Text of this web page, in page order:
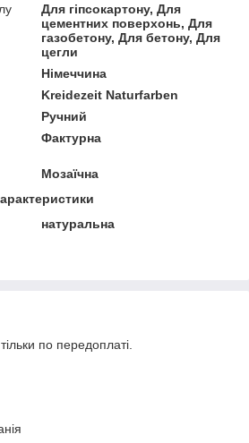
Для гіпсокартону, Для
цементних поверхонь, Для
газобетону, Для бетону, Для
цегли
Німеччина
Kreidezeit Naturfarben
Ручний
Фактурна
Мозаїчна
натуральна
по передоплаті.